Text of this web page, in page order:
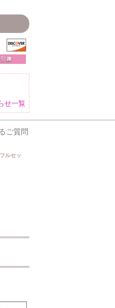
せ一覧
ご質問
ルセッ